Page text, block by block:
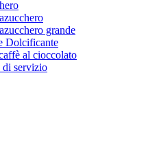
grande
Dolcificante
al cioccolato
di servizio